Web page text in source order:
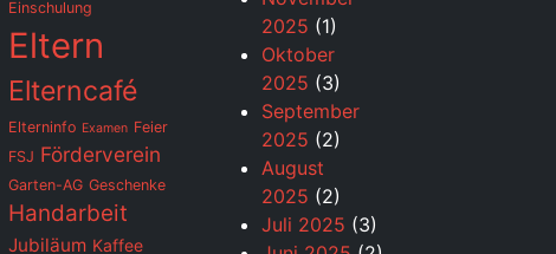
Einschulung
Eltern
Elterncafé
Elterninfo Examen Feier
FSJ Förderverein
Garten-AG Geschenke
Handarbeit
Jubiläum Kaffee
2025 (1)
Oktober
2025 (3)
September
2025 (2)
August
2025 (2)
Juli 2025 (3)